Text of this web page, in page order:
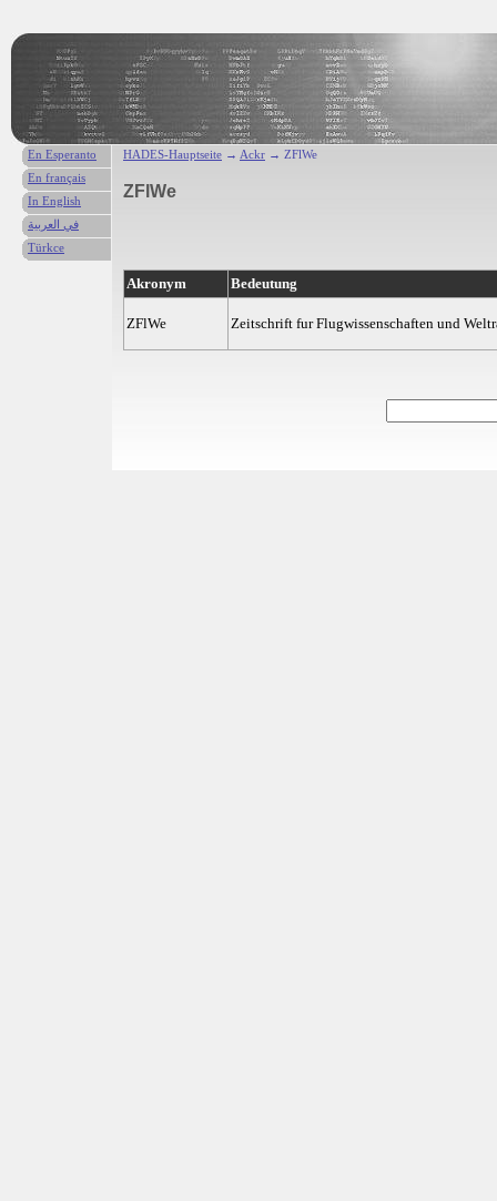
HADES-Hauptseite → Ackr → ZFlWe
ZFlWe
Akronym Bedeutung
ZFlWe Zeitschrift fur Flugwissenschaften und
En Esperanto
En français
In English
في العربية
Türkce